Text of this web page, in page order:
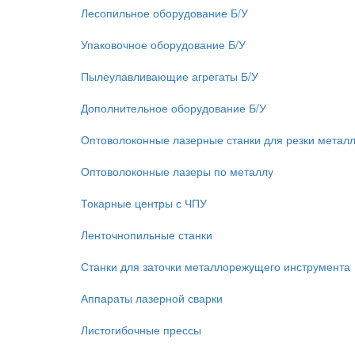
Лесопильное оборудование Б/У
Упаковочное оборудование Б/У
Пылеулавливающие агрегаты Б/У
Дополнительное оборудование Б/У
Оптоволоконные лазерные станки для резки
Оптоволоконные лазеры по металлу
Токарные центры с ЧПУ
Ленточнопильные станки
Станки для заточки металлорежущего инструмента
Аппараты лазерной сварки
Листогибочные прессы